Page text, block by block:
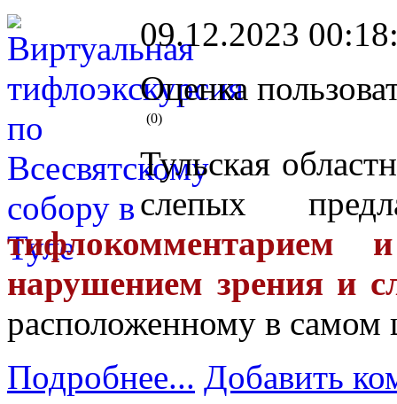
09.12.2023
Оценка
(0)
Тульская
слепых
нарушением зрения и
расположенному в самом
Подробнее... Добавить